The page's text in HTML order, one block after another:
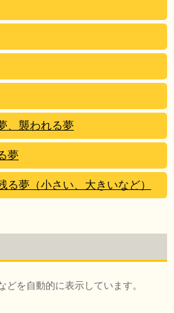
、襲われる夢
夢
る夢（小さい、大きいなど）
を自動的に表示しています。